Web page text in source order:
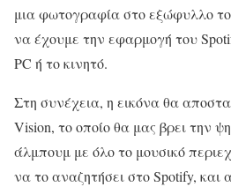
μια φωτογραφία στο εξώφυλλο
να έχουμε την εφαρμογή του
PC ή το κινητό.
Στη συνέχεια, η εικόνα θα
Vision, το οποίο θα μας βρει την
άλμπουμ με όλο το μουσικό
να το αναζητήσει στο Spotify, και